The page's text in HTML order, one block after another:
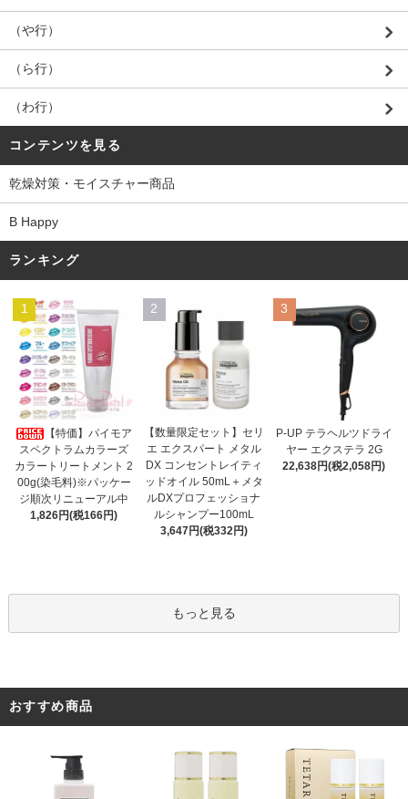
（や行）
（ら行）
（わ行）
コンテンツを見る
乾燥対策・モイスチャー商品
B Happy
ランキング
1
【特価】パイモア
スペクトラムカラーズ
カラートリートメント 2
00g(染毛料)※パッケー
ジ順次リニューアル中
1,826円(税166円)
2
【数量限定セット】セリ
エ エクスパート メタル
DX コンセントレイティ
ッドオイル 50mL＋メタ
ルDXプロフェッショナ
ルシャンプー100mL
3,647円(税332円)
3
P-UP テラヘルツドライ
ヤー エクステラ 2G
22,638円(税2,058円)
もっと見る
おすすめ商品